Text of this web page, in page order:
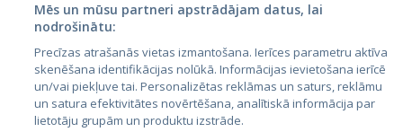
City24.lv
City24.ee
GetaPro.lv
GetaPro.ee
CVbankas.lt
Kainos.lt
Paslaugos.lt
auto24.ee
Mēs un mūsu partneri apstrādājam datus, lai
nodrošinātu:
Precīzas atrašanās vietas izmantošana. Ierīces parametru aktīva
skenēšana identifikācijas nolūkā. Informācijas ievietošana ierīcē
un/vai piekļuve tai. Personalizētas reklāmas un saturs, reklāmu
un satura efektivitātes novērtēšana, analītiskā informācija par
lietotāju grupām un produktu izstrāde.